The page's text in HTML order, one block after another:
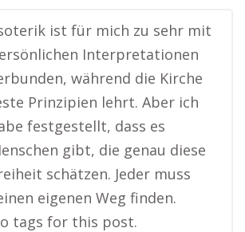
ist für mich zu sehr mit
Interpretationen
während die Kirche
Prinzipien lehrt. Aber ich
festgestellt, dass es
gibt, die genau diese
schätzen. Jeder muss
eigenen Weg finden.
tags for this post.